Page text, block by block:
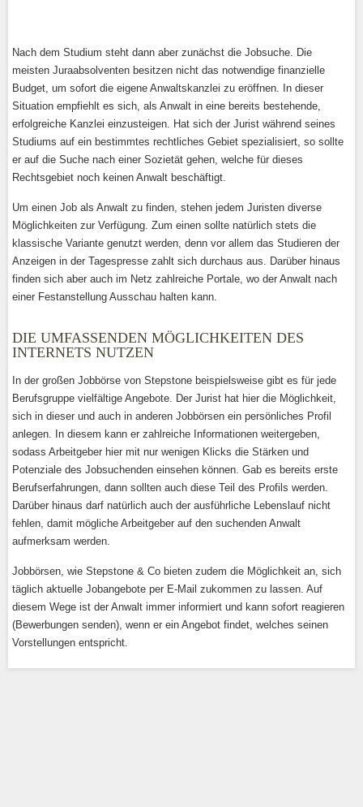
Nach dem Studium steht dann aber zunächst die Jobsuche. Die
meisten Juraabsolventen besitzen nicht das notwendige finanzielle
Budget, um sofort die eigene Anwaltskanzlei zu eröffnen. In dieser
Situation empfiehlt es sich, als Anwalt in eine bereits bestehende,
erfolgreiche Kanzlei einzusteigen. Hat sich der Jurist während seines
Studiums auf ein bestimmtes rechtliches Gebiet spezialisiert, so sollte
er auf die Suche nach einer Sozietät gehen, welche für dieses
Rechtsgebiet noch keinen Anwalt beschäftigt.
Um einen Job als Anwalt zu finden, stehen jedem Juristen diverse
Möglichkeiten zur Verfügung. Zum einen sollte natürlich stets die
klassische Variante genutzt werden, denn vor allem das Studieren der
Anzeigen in der Tagespresse zahlt sich durchaus aus. Darüber hinaus
finden sich aber auch im Netz zahlreiche Portale, wo der Anwalt nach
einer Festanstellung Ausschau halten kann.
DIE UMFASSENDEN MÖGLICHKEITEN DES
INTERNETS NUTZEN
In der großen Jobbörse von Stepstone beispielsweise gibt es für jede
Berufsgruppe vielfältige Angebote. Der Jurist hat hier die Möglichkeit,
sich in dieser und auch in anderen Jobbörsen ein persönliches Profil
anlegen. In diesem kann er zahlreiche Informationen weitergeben,
sodass Arbeitgeber hier mit nur wenigen Klicks die Stärken und
Potenziale des Jobsuchenden einsehen können. Gab es bereits erste
Berufserfahrungen, dann sollten auch diese Teil des Profils werden.
Darüber hinaus darf natürlich auch der ausführliche Lebenslauf nicht
fehlen, damit mögliche Arbeitgeber auf den suchenden Anwalt
aufmerksam werden.
Jobbörsen, wie Stepstone & Co bieten zudem die Möglichkeit an, sich
täglich aktuelle Jobangebote per E-Mail zukommen zu lassen. Auf
diesem Wege ist der Anwalt immer informiert und kann sofort reagieren
(Bewerbungen senden), wenn er ein Angebot findet, welches seinen
Vorstellungen entspricht.